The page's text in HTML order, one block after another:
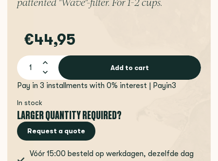
pattented "Wave"-filter. For 1-2 cups.
€44,95
Add to cart
Pay in 3 installments with 0% interest | Payin3
In stock
LARGER QUANTITY REQUIRED?
Request a quote
Vóór 15:00 besteld op werkdagen, dezelfde dag